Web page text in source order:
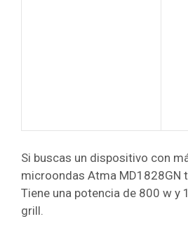
Si buscas un dispositivo con
microondas Atma MD1828GN
Tiene una potencia de 800 w y
grill.